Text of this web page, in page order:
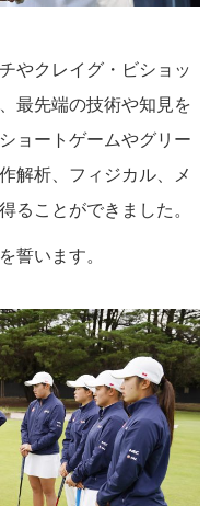
やクレイグ・ビショッ
最先端の技術や知見を
ョートゲームやグリー
解析、フィジカル、メ
ることができました。
誓います。